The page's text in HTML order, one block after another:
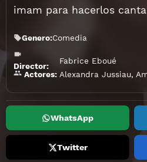
imam para hacerlos
Genero:Comedia
Director:
Fabrice Eboué
Actores: Alexandra Jussiau,
WhatsApp
Twitter